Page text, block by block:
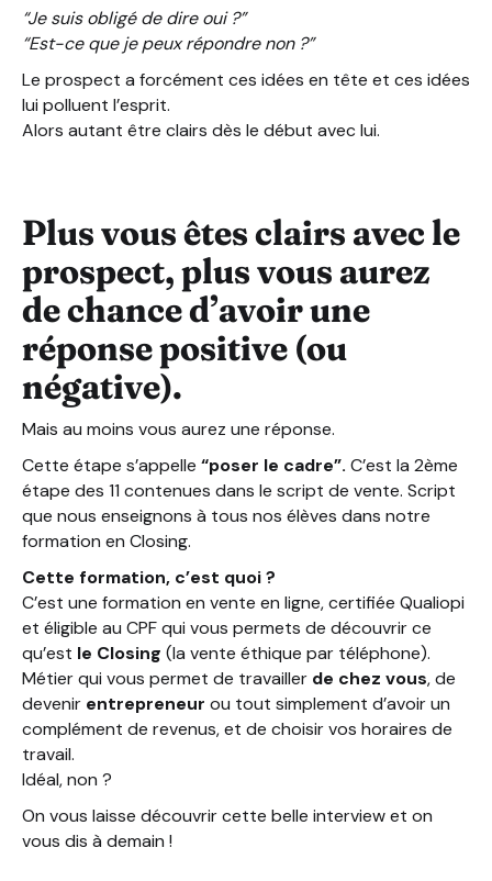
“Je suis obligé de dire oui ?”
“Est-ce que je peux répondre non ?”
Le prospect a forcément ces idées en tête et ces idées
lui polluent l’esprit.
Alors autant être clairs dès le début avec lui.
Plus vous êtes clairs avec le
prospect, plus vous aurez
de chance d’avoir une
réponse positive (ou
négative).
Mais au moins vous aurez une réponse.
Cette étape s’appelle “poser le cadre”. C’est la 2ème
étape des 11 contenues dans le script de vente. Script
que nous enseignons à tous nos élèves dans notre
formation en Closing.
Cette formation, c’est quoi ?
C’est une formation en vente en ligne, certifiée Qualiopi
et éligible au CPF qui vous permets de découvrir ce
qu’est le Closing (la vente éthique par téléphone).
Métier qui vous permet de travailler de chez vous, de
devenir entrepreneur ou tout simplement d’avoir un
complément de revenus, et de choisir vos horaires de
travail.
Idéal, non ?
On vous laisse découvrir cette belle interview et on
vous dis à demain !